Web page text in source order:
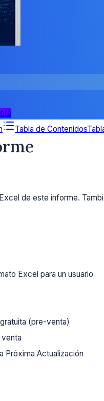
Tabla de Contenidos
de este informe.
Excel para un usuario
(pre-venta)
Próxima Actualización